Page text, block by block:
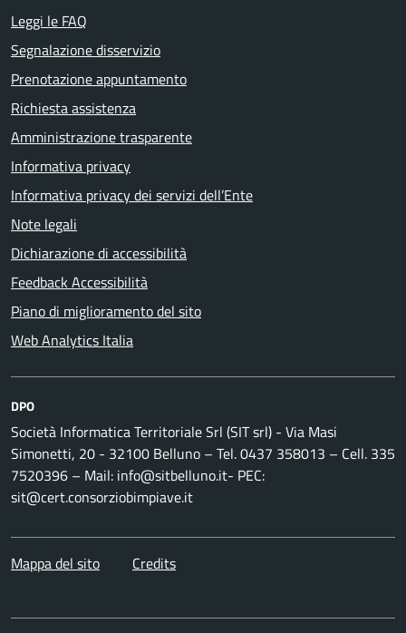
Leggi le FAQ
Segnalazione disservizio
Prenotazione appuntamento
Richiesta assistenza
Amministrazione trasparente
Informativa privacy
Informativa privacy dei servizi dell’Ente
Note legali
Dichiarazione di accessibilità
Feedback Accessibilità
Piano di miglioramento del sito
Web Analytics Italia
DPO
Società Informatica Territoriale Srl (SIT srl) - Via Masi
Simonetti, 20 - 32100 Belluno – Tel. 0437 358013 – Cell. 335
7520396 – Mail: info@sitbelluno.it- PEC:
sit@cert.consorziobimpiave.it
Mappa del sito Credits